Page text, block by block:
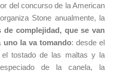
del concurso de la American
Stone anualmente, la
de complejidad, que se van
uno la va tomando: desde el
tostado de las maltas y la
de la canela, la